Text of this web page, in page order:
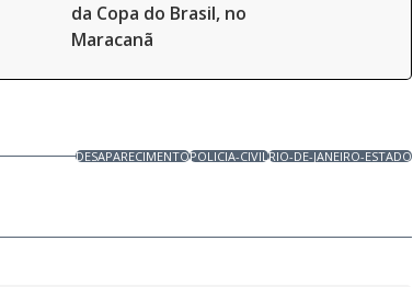
da Copa do Brasil, no
Maracanã
DESAPARECIMENTOPOLICIA-CIVILRIO-DE-JANEIRO-ESTADO